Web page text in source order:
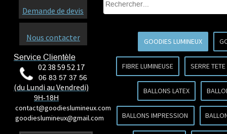
Service Clientèle
02 38 59 52 17
06 83 57 37 56
(du Lundi au Vendredi)
9H-18H
contact@goodieslumineux.com
goodieslumineux@gmail.com
Demande de devis
Nous contacter GOODIES LUMINEUX
FIBRE LUMINEUSE SERRE TETE
BALLONS LATEX
BALLONS IMPRESSION